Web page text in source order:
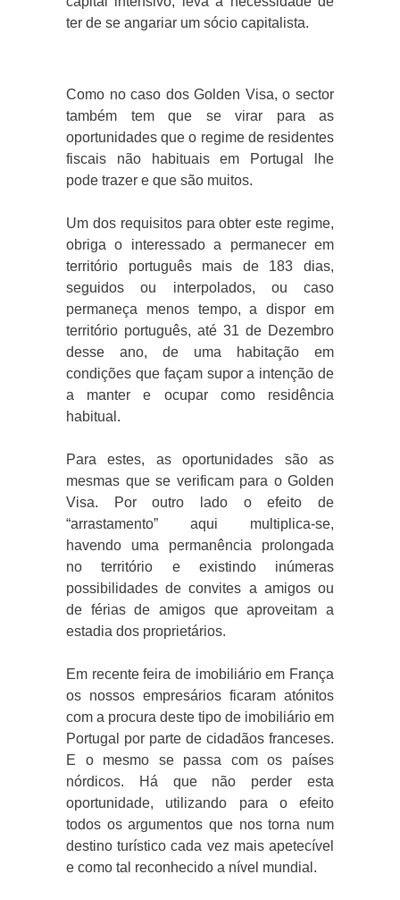
ter de se angariar um sócio capitalista.
Como no caso dos Golden Visa, o sector
também tem que se virar para as
oportunidades que o regime de residentes
fiscais não habituais em Portugal lhe
pode trazer e que são muitos.
Um dos requisitos para obter este regime,
obriga o interessado a permanecer em
território português mais de 183 dias,
seguidos ou interpolados, ou caso
permaneça menos tempo, a dispor em
território português, até 31 de Dezembro
desse ano, de uma habitação em
condições que façam supor a intenção de
a manter e ocupar como residência
habitual.
Para estes, as oportunidades são as
mesmas que se verificam para o Golden
Visa.
Por outro lado o efeito de
“arrastamento” aqui multiplica-se,
havendo uma permanência prolongada
no território e existindo inúmeras
possibilidades de convites a amigos ou
de férias de amigos que aproveitam a
estadia dos proprietários.
Em recente feira de imobiliário em França
os nossos empresários ficaram atónitos
com a procura deste tipo de imobiliário em
Portugal por parte de cidadãos franceses.
E o mesmo se passa com os países
nórdicos. Há que não perder esta
oportunidade, utilizando para o efeito
todos os argumentos que nos torna num
destino turístico cada vez mais apetecível
e como tal reconhecido a nível mundial.